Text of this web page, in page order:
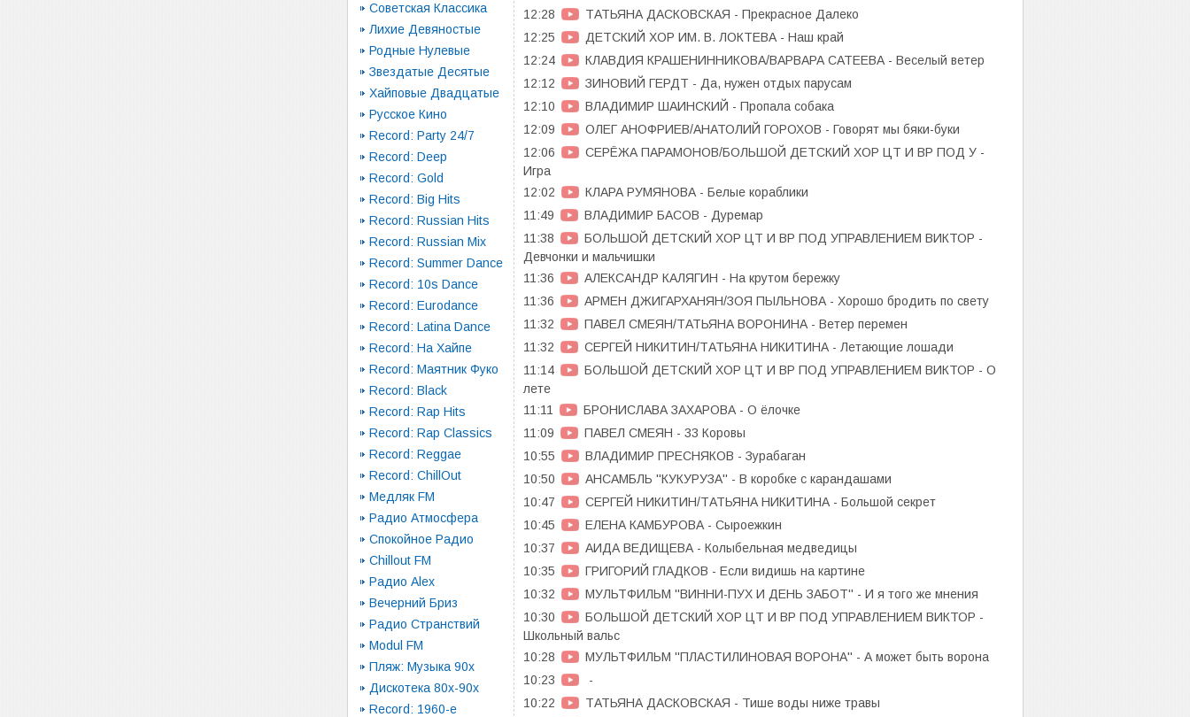
Советская Классика
Лихие Девяностые
Родные Нулевые
Звездатые Десятые
Хайповые Двадцатые
Русское Кино
Record: Party 24/7
Record: Deep
Record: Gold
Record: Big Hits
Record: Russian Hits
Record: Russian Mix
Record: Summer Dance
Record: 10s Dance
Record: Eurodance
Record: Latina Dance
Record: На Хайпе
Record: Маятник Фуко
Record: Black
Record: Rap Hits
Record: Rap Classics
Record: Reggae
Record: ChillOut
Медляк FM
Радио Атмосфера
Спокойное Радио
Chillout FM
Радио Alex
Вечерний Бриз
Радио Странствий
Modul FM
Пляж: Музыка 90х
Дискотека 80х-90х
Record: 1960-e
12:28
ТАТЬЯНА ДАСКОВСКАЯ - Прекрасное Далеко
12:25
ДЕТСКИЙ ХОР ИМ. В. ЛОКТЕВА - Наш край
12:24
КЛАВДИЯ КРАШЕНИННИКОВА/ВАРВАРА САТЕЕВА - Веселый ветер
12:12
ЗИНОВИЙ ГЕРДТ - Да, нужен отдых парусам
12:10
ВЛАДИМИР ШАИНСКИЙ - Пропала собака
12:09
ОЛЕГ АНОФРИЕВ/АНАТОЛИЙ ГОРОХОВ - Говорят мы бяки-буки
12:06
СЕРЁЖА ПАРАМОНОВ/БОЛЬШОЙ ДЕТСКИЙ ХОР ЦТ И ВР ПОД У -
Игра
12:02
КЛАРА РУМЯНОВА - Белые кораблики
11:49
ВЛАДИМИР БАСОВ - Дуремар
11:38
БОЛЬШОЙ ДЕТСКИЙ ХОР ЦТ И ВР ПОД УПРАВЛЕНИЕМ ВИКТОР -
Девчонки и мальчишки
11:36
АЛЕКСАНДР КАЛЯГИН - На крутом бережку
11:36
АРМЕН ДЖИГАРХАНЯН/ЗОЯ ПЫЛЬНОВА - Хорошо бродить по свету
11:32
ПАВЕЛ СМЕЯН/ТАТЬЯНА ВОРОНИНА - Ветер перемен
11:32
СЕРГЕЙ НИКИТИН/ТАТЬЯНА НИКИТИНА - Летающие лошади
11:14
БОЛЬШОЙ ДЕТСКИЙ ХОР ЦТ И ВР ПОД УПРАВЛЕНИЕМ ВИКТОР - О
лете
11:11
БРОНИСЛАВА ЗАХАРОВА - О ёлочке
11:09
ПАВЕЛ СМЕЯН - 33 Коровы
10:55
ВЛАДИМИР ПРЕСНЯКОВ - Зурабаган
10:50
АНСАМБЛЬ ''КУКУРУЗА'' - В коробке с карандашами
10:47
СЕРГЕЙ НИКИТИН/ТАТЬЯНА НИКИТИНА - Большой секрет
10:45
ЕЛЕНА КАМБУРОВА - Сыроежкин
10:37
АИДА ВЕДИЩЕВА - Колыбельная медведицы
10:35
ГРИГОРИЙ ГЛАДКОВ - Если видишь на картине
10:32
МУЛЬТФИЛЬМ ''ВИННИ-ПУХ И ДЕНЬ ЗАБОТ'' - И я того же мнения
10:30
БОЛЬШОЙ ДЕТСКИЙ ХОР ЦТ И ВР ПОД УПРАВЛЕНИЕМ ВИКТОР -
Школьный вальс
10:28
МУЛЬТФИЛЬМ ''ПЛАСТИЛИНОВАЯ ВОРОНА'' - А может быть ворона
10:23
-
10:22
ТАТЬЯНА ДАСКОВСКАЯ - Тише воды ниже травы